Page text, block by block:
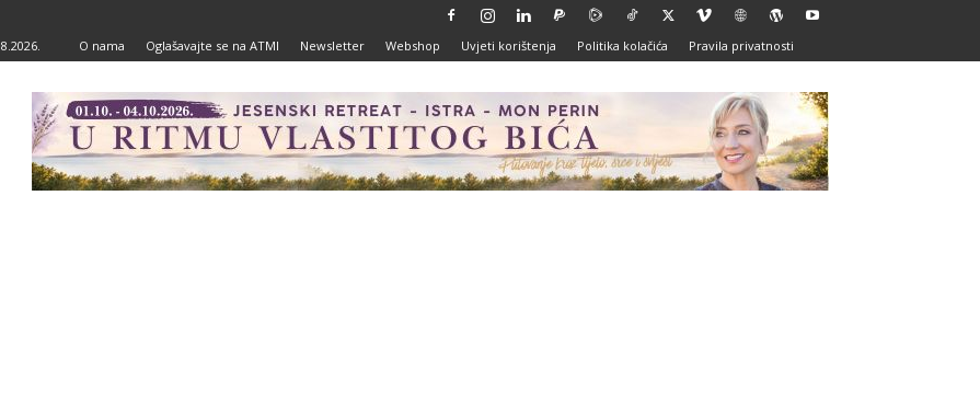
O nama Oglašavajte se na ATMI Newsletter Webshop Uvjeti korištenja Politika kolačića Pravila privatnosti